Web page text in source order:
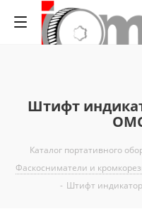
Штифт
Каталог портативного
Фаскосниматели и
- Штифт